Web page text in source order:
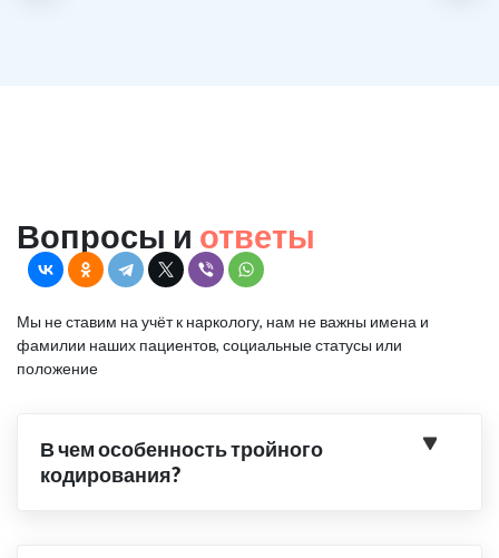
Вопросы и ответы
Мы не ставим на учёт к наркологу, нам не важны имена и
фамилии наших пациентов, социальные статусы или
положение
В чем особенность тройного
кодирования?